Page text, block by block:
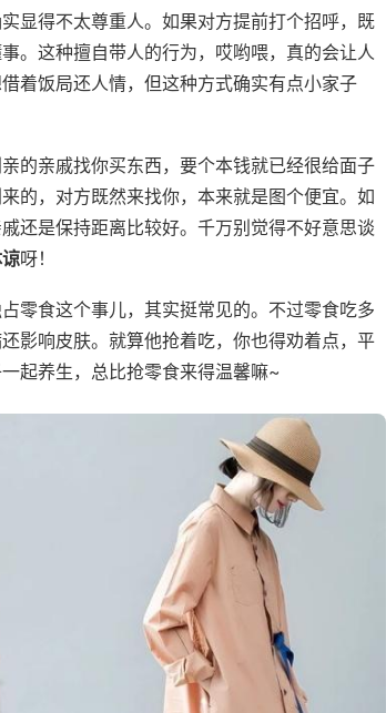
显得不太尊重人。如果对方提前打个招呼，既
。这种擅自带人的行为，哎哟喂，真的会让人
着饭局还人情，但这种方式确实有点小家子
亲的亲戚找你买东西，要个本钱就已经很给面子
的，对方既然来找你，本来就是图个便宜。如
还是保持距离比较好。千万别觉得不好意思谈
呀！
占零食这个事儿，其实挺常见的。不过零食吃多
影响皮肤。就算他抢着吃，你也得劝着点，平
起养生，总比抢零食来得温馨嘛~